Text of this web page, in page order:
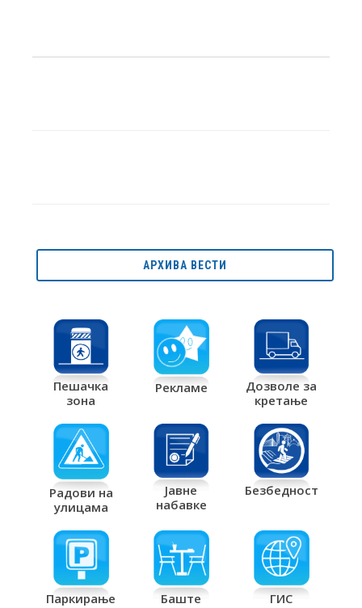
АРХИВА ВЕСТИ
Пешачка
зона
Рекламе
Дозволе за
кретање
Радови на
улицама
Јавне
набавке
Безбедност
Паркирање Баште ГИС